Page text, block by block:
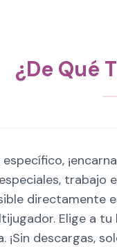
¿De Qué
directamente
Elige a
¡Sin descargas,